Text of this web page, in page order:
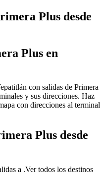
Plus desde
Plus en
con salidas de Primera
y sus direcciones. Haz
con direcciones al terminal
Plus desde
a .Ver todos los destinos